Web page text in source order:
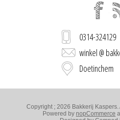
0314-324129
winkel @
Doetinchem
Copyright ; 2026 Bakkerij
Powered by nopCommerce